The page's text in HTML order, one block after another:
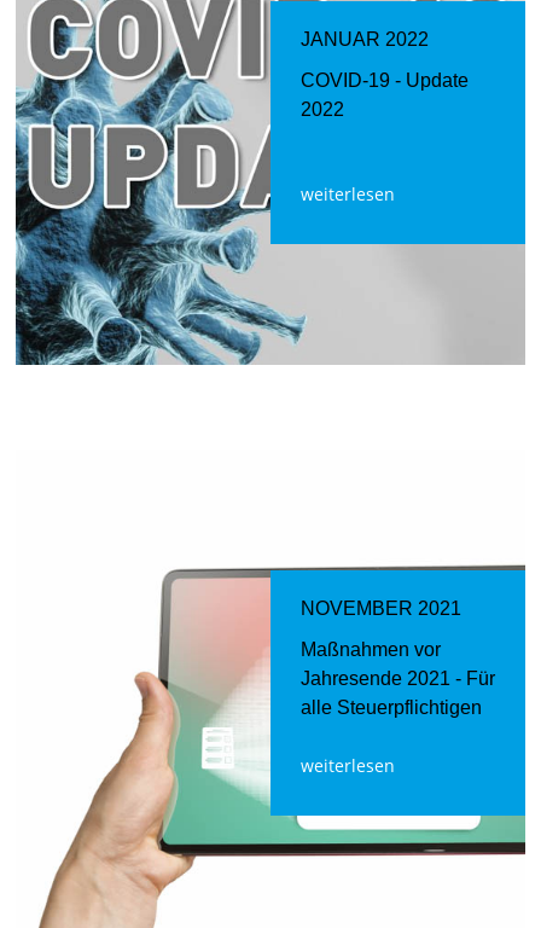
JANUAR 2022
COVID-19 - Update
2022
weiterlesen
NOVEMBER 2021
Maßnahmen vor
Jahresende 2021 - Für
alle Steuerpflichtigen
weiterlesen